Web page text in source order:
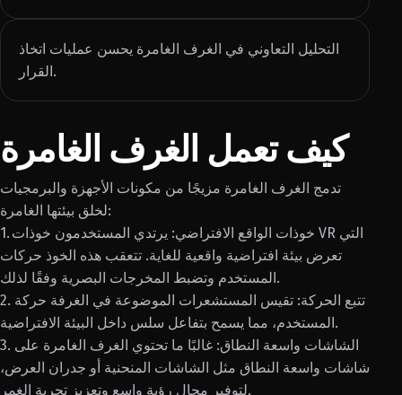
التحليل التعاوني في الغرف الغامرة يحسن عمليات اتخاذ
القرار.
كيف تعمل الغرف الغامرة
تدمج الغرف الغامرة مزيجًا من مكونات الأجهزة والبرمجيات
لخلق بيئتها الغامرة:
1. خوذات الواقع الافتراضي: يرتدي المستخدمون خوذات VR التي
تعرض بيئة افتراضية واقعية للغاية. تتعقب هذه الخوذ حركات
المستخدم وتضبط المخرجات البصرية وفقًا لذلك.
2. تتبع الحركة: تقيس المستشعرات الموضوعة في الغرفة حركة
المستخدم، مما يسمح بتفاعل سلس داخل البيئة الافتراضية.
3. الشاشات واسعة النطاق: غالبًا ما تحتوي الغرف الغامرة على
شاشات واسعة النطاق مثل الشاشات المنحنية أو جدران العرض،
لتوفير مجال رؤية واسع وتعزيز تجربة الغمر.